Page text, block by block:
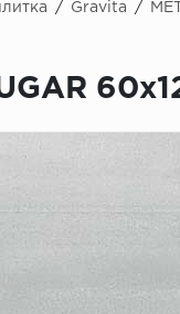
/ Gravita /